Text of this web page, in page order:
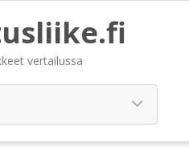
vertailussa